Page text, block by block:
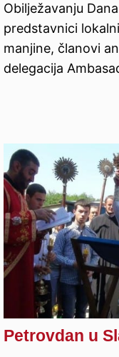
Obilježavanju
predstavnici
manjine, članovi
delegacija
Petrovdan u